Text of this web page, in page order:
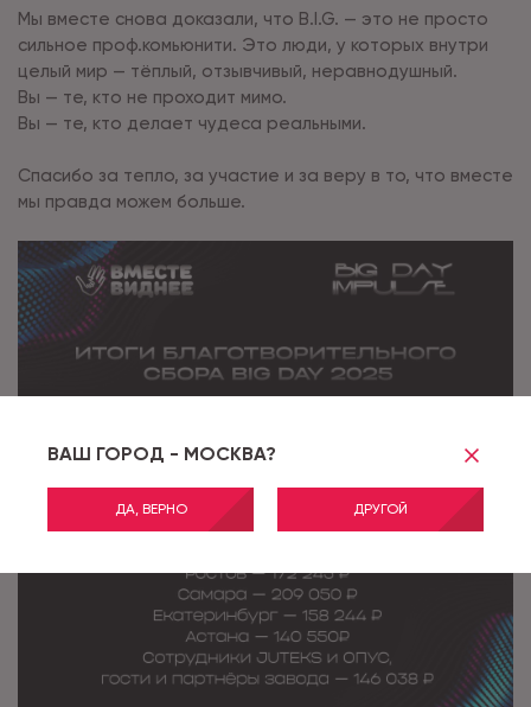
ВАШ ГОРОД - МОСКВА?
ДА, ВЕРНО ДРУГОЙ
Мы вместе снова доказали, что B.I.G. — это не просто
сильное проф.комьюнити. Это люди, у которых внутри
целый мир — тёплый, отзывчивый, неравнодушный.
Вы — те, кто не проходит мимо.
Вы — те, кто делает чудеса реальными.
Спасибо за тепло, за участие и за веру в то, что вместе
мы правда можем больше.